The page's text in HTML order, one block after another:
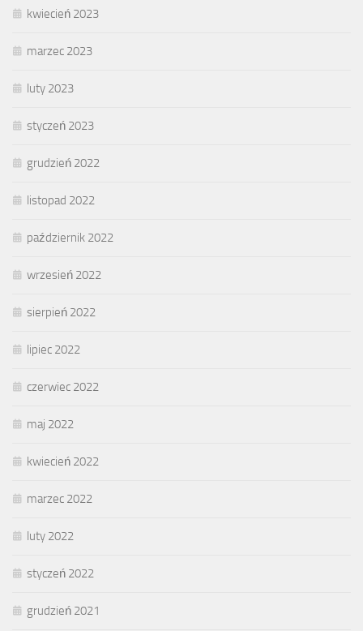
kwiecień 2023
marzec 2023
luty 2023
styczeń 2023
grudzień 2022
listopad 2022
październik 2022
wrzesień 2022
sierpień 2022
lipiec 2022
czerwiec 2022
maj 2022
kwiecień 2022
marzec 2022
luty 2022
styczeń 2022
grudzień 2021